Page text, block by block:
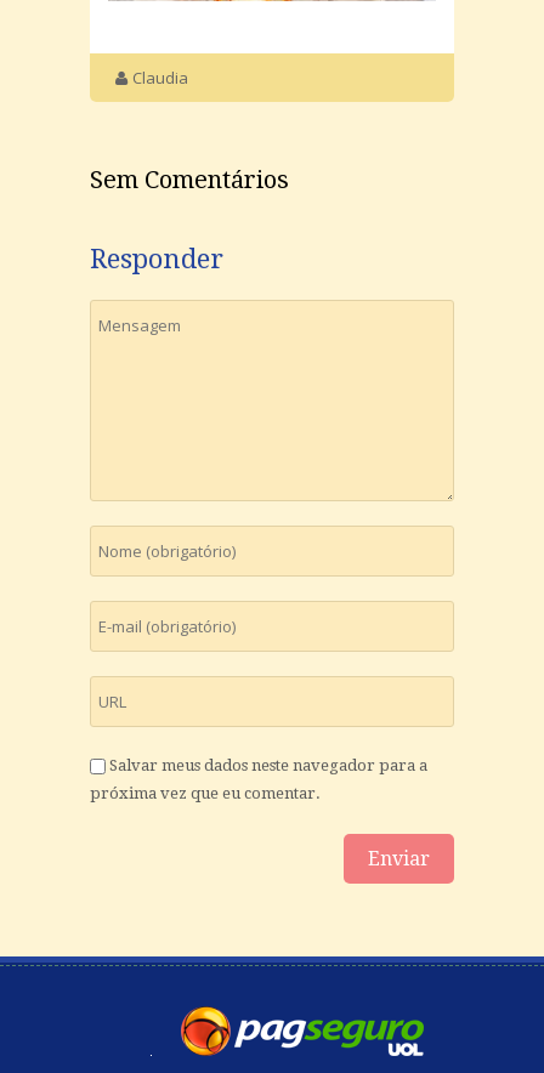
Claudia
Sem Comentários
Responder
Salvar meus dados neste navegador para a
próxima vez que eu comentar.